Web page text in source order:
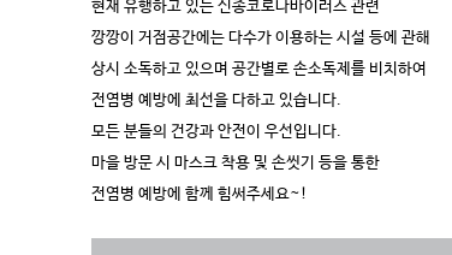
현재 유행하고 있는 신종코로나바이러스 관련
깡깡이 거점공간에는 다수가 이용하는 시설 등에 관해
상시 소독하고 있으며 공간별로 손소독제를 비치하여
전염병 예방에 최선을 다하고 있습니다.
모든 분들의 건강과 안전이 우선입니다.
마을 방문 시 마스크 착용 및 손씻기 등을 통한
전염병 예방에 함께 힘써주세요~!